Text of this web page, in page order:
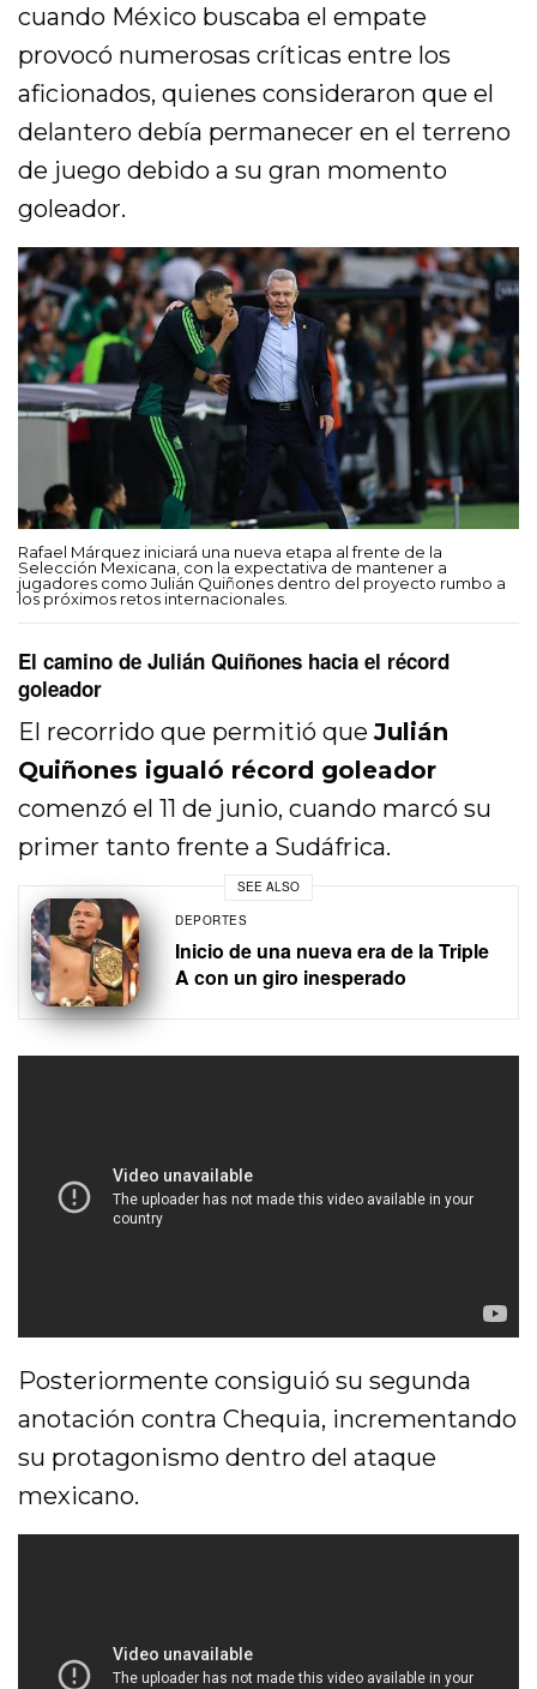
cuando México buscaba el empate
provocó numerosas críticas entre los
aficionados, quienes consideraron que el
delantero debía permanecer en el terreno
de juego debido a su gran momento
goleador.
Rafael Márquez iniciará una nueva etapa al frente de la
Selección Mexicana, con la expectativa de mantener a
jugadores como Julián Quiñones dentro del proyecto rumbo a
los próximos retos internacionales.
El camino de Julián Quiñones hacia el récord
goleador
El recorrido que permitió queJulián
Quiñones igualó récord goleador
comenzó el 11 de junio, cuando marcó su
primer tanto frente a Sudáfrica.
SEE ALSO
DEPORTES
Inicio de una nueva era de la Triple
A con un giro inesperado
Posteriormente consiguió su segunda
anotación contra Chequia, incrementando
su protagonismo dentro del ataque
mexicano.